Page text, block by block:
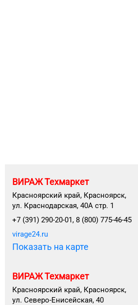
ВИРАЖ Техмаркет
Красноярский край, Красноярск,
ул. Краснодарская, 40А стр. 1
+7 (391) 290-20-01, 8 (800) 775-46-45
virage24.ru
Показать на карте
ВИРАЖ Техмаркет
Красноярский край, Красноярск,
ул. Северо-Енисейская, 40